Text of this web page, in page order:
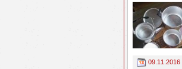
09.11.2016